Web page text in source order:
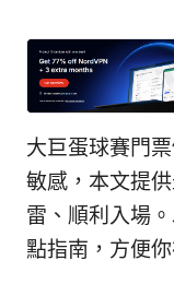
大巨蛋球賽門
敏感，本文提
雷、順利入場
點指南，方便